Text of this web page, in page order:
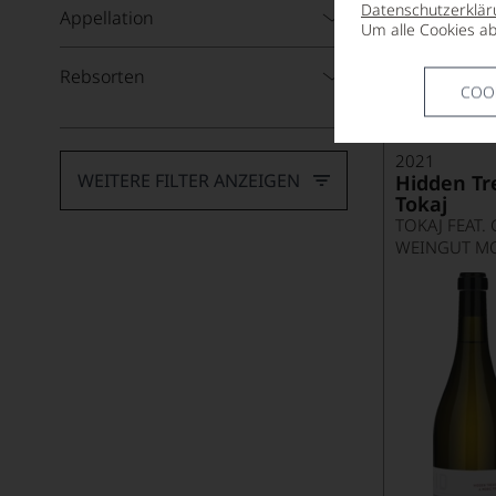
Um alle Cookies
Appellation
Rebsorten
WEITERE FILTER ANZEIGEN
2021
Hidden
Tokaj
TOKAJ FEAT.
WEINGUT